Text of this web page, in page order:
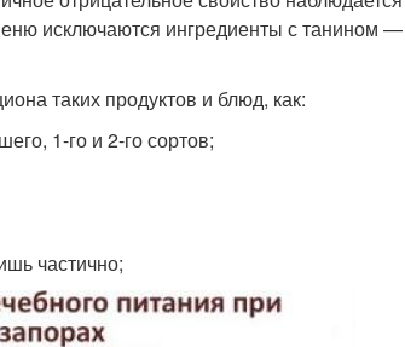
исключаются ингредиенты с танином
таких продуктов и блюд, как:
1-го и 2-го сортов;
частично;